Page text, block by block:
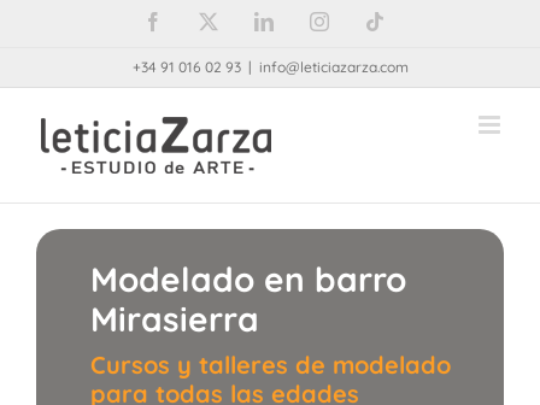
Facebook LinkedInInstagram
+34 91 016 02 93 | info@leticiazarza.com
Modelado en barro
Mirasierra
Cursos y talleres de modelado
para todas las edades